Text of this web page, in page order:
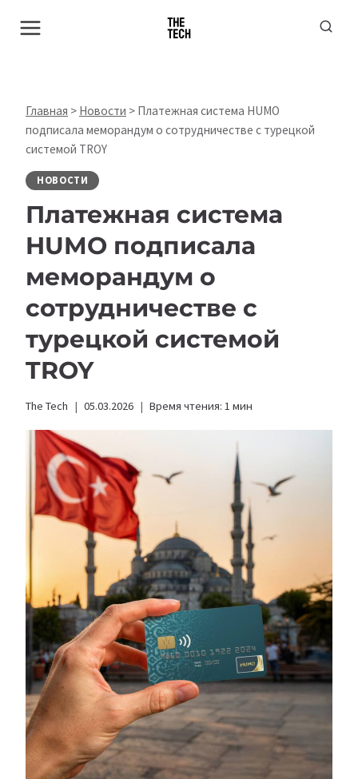
Главная > Новости > Платежная система HUMO
подписала меморандум о сотрудничестве с турецкой
системой TROY
НОВОСТИ
Платежная система
HUMO подписала
меморандум о
сотрудничестве с
турецкой системой
TROY
The Tech 05.03.2026 Время чтения: 1 мин